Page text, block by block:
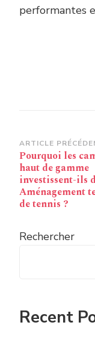
performantes
d’article
ARTICLE
Pourquoi les
haut de gamme
investissent-ils
Aménagement
de tennis ?
Rechercher
Recent